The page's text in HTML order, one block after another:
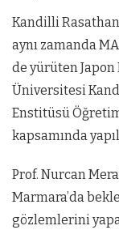
Kandilli
aynı zamanda
de yürüten Japon
Üniversitesi
Enstitüsü
kapsamında
Prof. Nurcan
Marmara’da
gözlemlerini